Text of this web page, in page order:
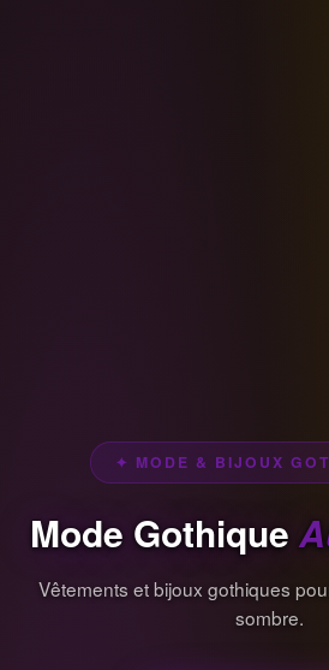
✦ MODE & BIJOUX
Mode Gothique
Vêtements et bijoux gothiques
sombre.